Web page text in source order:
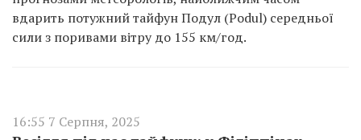
вдарить потужний тайфун Подул (Podul) середньої
сили з поривами вітру до 155 км/год.
16:55 7 Серпня, 2025